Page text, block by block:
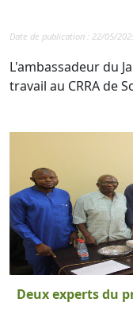
Date de publication : 22/05/
L'ambassadeur du
travail au CRRA de
Deux experts du